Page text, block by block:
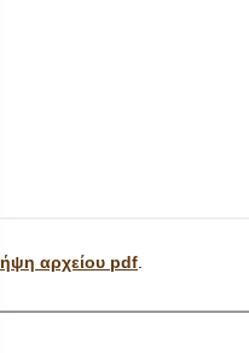
αρχείου pdf